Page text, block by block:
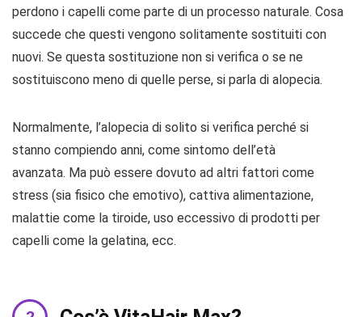
perdono i capelli come parte di un processo naturale. Cosa
succede che questi vengono solitamente sostituiti con
nuovi. Se questa sostituzione non si verifica o se ne
sostituiscono meno di quelle perse, si parla di alopecia.
Normalmente, l’alopecia di solito si verifica perché si
stanno compiendo anni, come sintomo dell’età
avanzata. Ma può essere dovuto ad altri fattori come
stress (sia fisico che emotivo), cattiva alimentazione,
malattie come la tiroide, uso eccessivo di prodotti per
capelli come la gelatina, ecc.